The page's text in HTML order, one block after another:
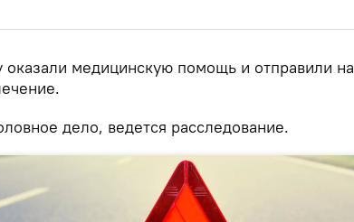
медицинскую помощь и отправили на
дело, ведется расследование.